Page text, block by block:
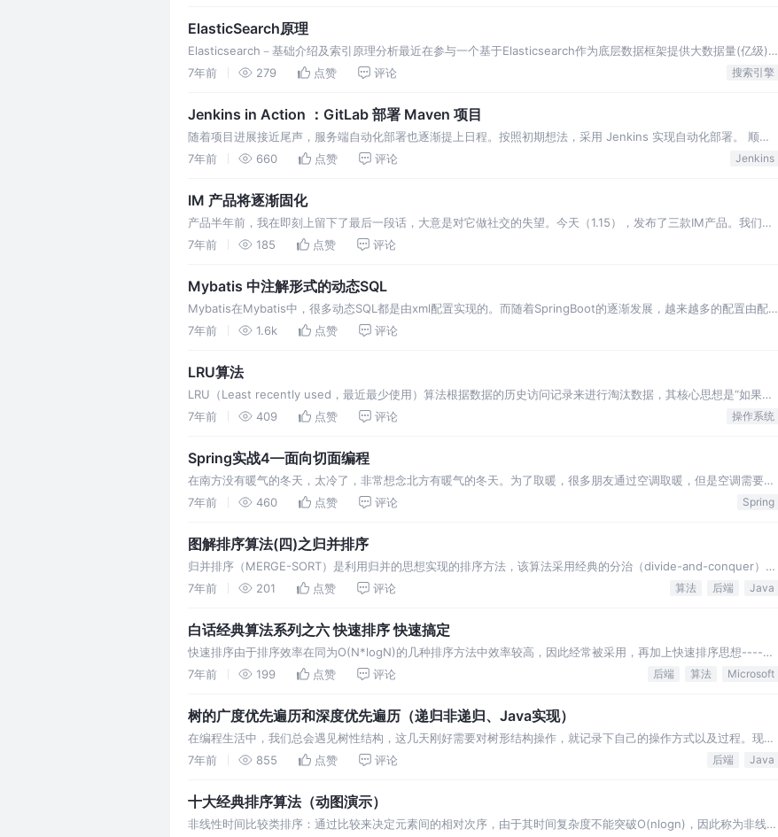
ElasticSearch原理
Elasticsearch－基础介绍及索引原理分析最近在参与一个基于Elasticsearch作为底层数据框架提供大数据量(亿级)的
实时统计查询的方案设计工作，花了些时间学习Elasticsearch
7年前 279 点赞 评论 搜索引擎
Jenkins in Action ：GitLab 部署 Maven 项目
随着项目进展接近尾声，服务端自动化部署也逐渐提上日程。按照初期想法，采用 Jenkins 实现自动化部署。 顺便
插播一句广告，欢迎参与 Jenkins 中文本地化建设。 在明确需求之后，则需要参考官方文档着手部署 Jenkins 服务
7年前 660 点赞 评论 Jenkins
IM 产品将逐渐固化
产品半年前，我在即刻上留下了最后一段话，大意是对它做社交的失望。今天（1.15），发布了三款IM产品。我们假
设每十年称为一代人，而每代人之间的代沟成为阻碍每代人之间交流的障碍。代沟很难避免，因为它通常
7年前 185 点赞 评论
Mybatis 中注解形式的动态SQL
Mybatis在Mybatis中，很多动态SQL都是由xml配置实现的。而随着SpringBoot的逐渐发展，越来越多的配置由配置
文件转成注解的形式。其中动态SQL成为了注解方式的一个棘手问题。Myb
7年前 1.6k 点赞 评论
LRU算法
LRU（Least recently used，最近最少使用）算法根据数据的历史访问记录来进行淘汰数据，其核心思想是“如果数
据最近被访问过，那么将来被访问的几率也更高”。 最常见的实现是使用一个链表保存缓存数据，详细算法实现如下
7年前 409 点赞 评论 操作系统
Spring实战4—面向切面编程
在南方没有暖气的冬天，太冷了，非常想念北方有暖气的冬天。为了取暖，很多朋友通过空调取暖，但是空调需要耗
电，也就需要交不少电费。没家都会有一个电表，每隔一段时间都会有记录员来家里收取这段时间的电费。 现在做个
7年前 460 点赞 评论 Spring
图解排序算法(四)之归并排序
归并排序（MERGE-SORT）是利用归并的思想实现的排序方法，该算法采用经典的分治（divide-and-conquer）策
略（分治法将问题分(divide)成一些小的问题然后递归求解，而治(conquer)的阶段则将分的阶段得到的各答案"修
7年前 201 点赞 评论 算法 后端 Java
白话经典算法系列之六 快速排序 快速搞定
快速排序由于排序效率在同为O(N*logN)的几种排序方法中效率较高，因此经常被采用，再加上快速排序思想----分
治法也确实实用，因此很多软件公司的笔试面试，包括像腾讯，微软等知名IT公司都喜欢考这个，还有大大小的程序
7年前 199 点赞 评论 后端 算法 Microsoft
树的广度优先遍历和深度优先遍历（递归非递归、Java实现）
在编程生活中，我们总会遇见树性结构，这几天刚好需要对树形结构操作，就记录下自己的操作方式以及过程。现在
假设有一颗这样树，（是不是二叉树都没关系，原理都是一样的） 英文缩写为BFS即Breadth FirstSearch。其过程
7年前 855 点赞 评论 后端 Java
十大经典排序算法（动图演示）
非线性时间比较类排序：通过比较来决定元素间的相对次序，由于其时间复杂度不能突破O(nlogn)，因此称为非线性